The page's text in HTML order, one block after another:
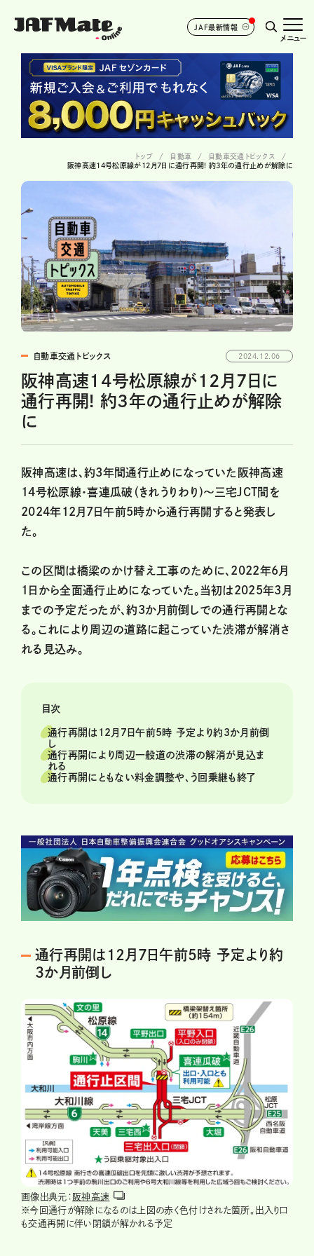
JAF最新情報
メニュー
トップ 自動車
自動車交通トピックス
阪神高速14号松原線が12月7日に通行再開! 約3年の通行止めが解除に
自動車交通トピックス 2024.12.06
阪神高速14号松原線が12月7日に
通行再開! 約3年の通行止めが解除
に
阪神高速は、約3年間通行止めになっていた阪神高速
14号松原線・喜連瓜破（きれうりわり)～三宅JCT間を
2024年12月7日午前5時から通行再開すると発表し
た。
この区間は橋梁のかけ替え工事のために、2022年6月
1日から全面通行止めになっていた。当初は2025年3月
までの予定だったが、約3か月前倒しでの通行再開とな
る。これにより周辺の道路に起こっていた渋滞が解消さ
れる見込み。
目次
通行再開は12月7日午前5時 予定より約3か月前倒
し
通行再開により周辺一般道の渋滞の解消が見込ま
れる
通行再開にともない料金調整や、う回乗継も終了
通行再開は12月7日午前5時 予定より約
3か月前倒し
画像出典元： 阪神高速
※今回通行が解除になるのは上図の赤く色付けされた箇所。出入り口
も交通再開に伴い閉鎖が解かれる予定